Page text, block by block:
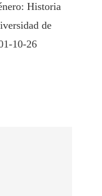
Historia
de
10-26